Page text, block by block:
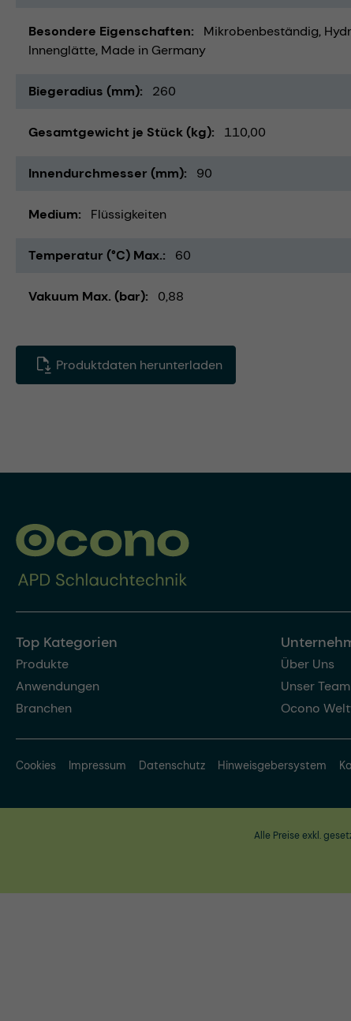
Besondere Eigenschaften Mikrobenbeständig
Innenglätte Made in Germany
Biegeradius (mm) 260
Gesamtgewicht je Stück (kg) 110,00
Innendurchmesser (mm) 90
Medium Flüssigkeiten
Temperatur (°C) Max. 60
Vakuum Max. (bar) 0,88
Produktdaten herunterladen
Top Kategorien
Produkte
Anwendungen
Branchen
Über Uns
Unser Team
Ocono
Cookies Impressum Datenschutz Hinweisgebersystem
Alle Preise exkl.